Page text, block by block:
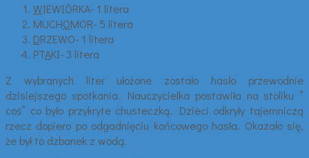
WIEWIÓRKA- 1 litera
MUCHOMOR- 5 litera
DRZEWO- 1 litera
PTAKI- 3 litera
Z wybranych liter ułożone zostało hasło przewodnie
dzisiejszego spotkania. Nauczycielka postawiła na stoliku ”
coś” co było przykryte chusteczką. Dzieci odkryły tajemniczą
rzecz dopiero po odgadnięciu końcowego hasła. Okazało się,
że był to dzbanek z wodą.